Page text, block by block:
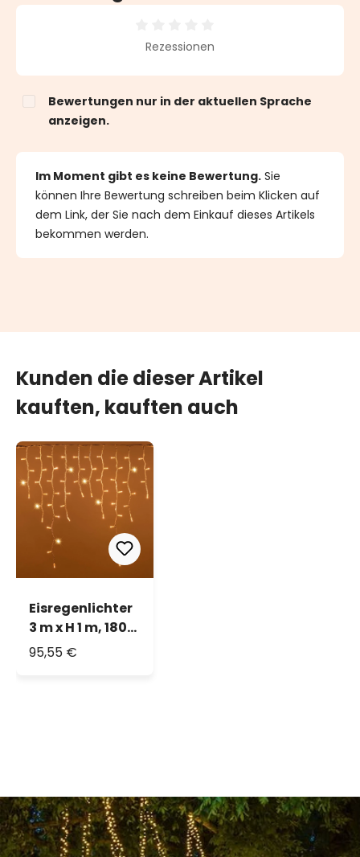
Durchschnittliche Bewertung von 0 von 5 Sternen
Rezessionen
Bewertungen nur in der aktuellen Sprache
anzeigen.
Im Moment gibt es keine Bewertung. Sie
können Ihre Bewertung schreiben beim Klicken auf
dem Link, der Sie nach dem Einkauf dieses Artikels
bekommen werden.
Kunden die dieser Artikel
kauften, kauften auch
Eisregenlichter
3 m x H 1 m, 180
MaxiLEDs
95,55 €